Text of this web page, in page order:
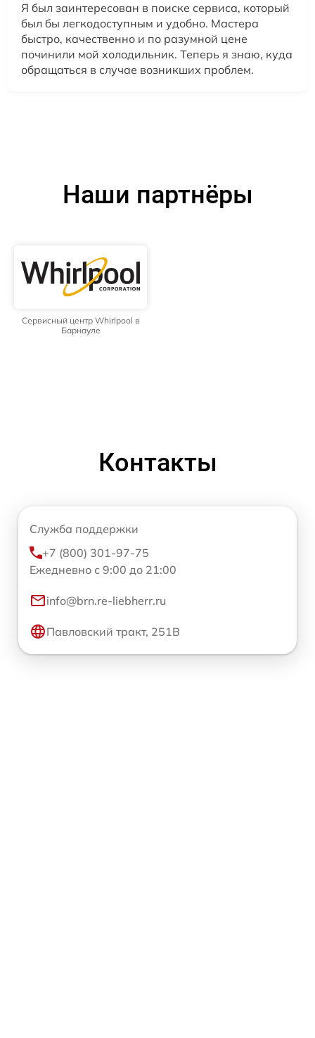
Я был заинтересован в поиске сервиса, который
был бы легкодоступным и удобно. Мастера
быстро, качественно и по разумной цене
починили мой холодильник. Теперь я знаю, куда
обращаться в случае возникших проблем.
Наши партнёры
Сервисный центр Whirlpool в
Барнауле
Контакты
Служба поддержки
+7 (800) 301-97-75
Ежедневно с 9:00 до 21:00
info@brn.re-liebherr.ru
Павловский тракт, 251В